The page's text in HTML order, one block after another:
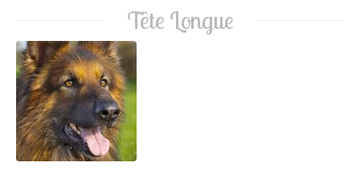
Tête Longue